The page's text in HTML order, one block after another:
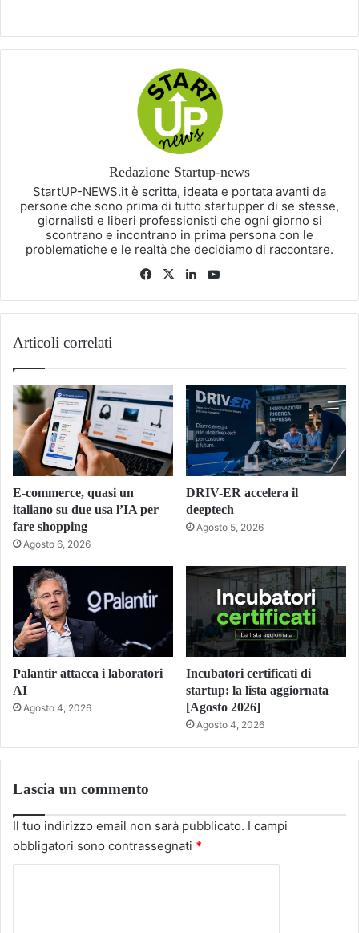
Redazione Startup-news
StartUP-NEWS.it è scritta, ideata e portata avanti da
persone che sono prima di tutto startupper di se stesse,
giornalisti e liberi professionisti che ogni giorno si
scontrano e incontrano in prima persona con le
problematiche e le realtà che decidiamo di raccontare.
Facebook
X LinkedIn
Articoli correlati
E-commerce, quasi un
italiano su due usa l’IA per
fare shopping
Agosto 6, 2026
DRIV-ER accelera il
deeptech
Agosto 5, 2026
Palantir attacca i laboratori
AI
Agosto 4, 2026
Incubatori certificati di
startup: la lista aggiornata
[Agosto 2026]
Agosto 4, 2026
Lascia un commento
Il tuo indirizzo email non sarà pubblicato. I campi
obbligatori sono contrassegnati *